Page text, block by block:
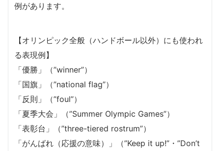
例があります。
【オリンピック全般（ハンドボール以外）にも使われ
る表現例】
「優勝」（”winner”）
「国旗」（”national flag”）
「反則」（”foul”）
「夏季大会」（”Summer Olympic Games”）
「表彰台」（”three-tiered rostrum”）
「がんばれ（応援の意味）」（”Keep it up!”・”Don’t